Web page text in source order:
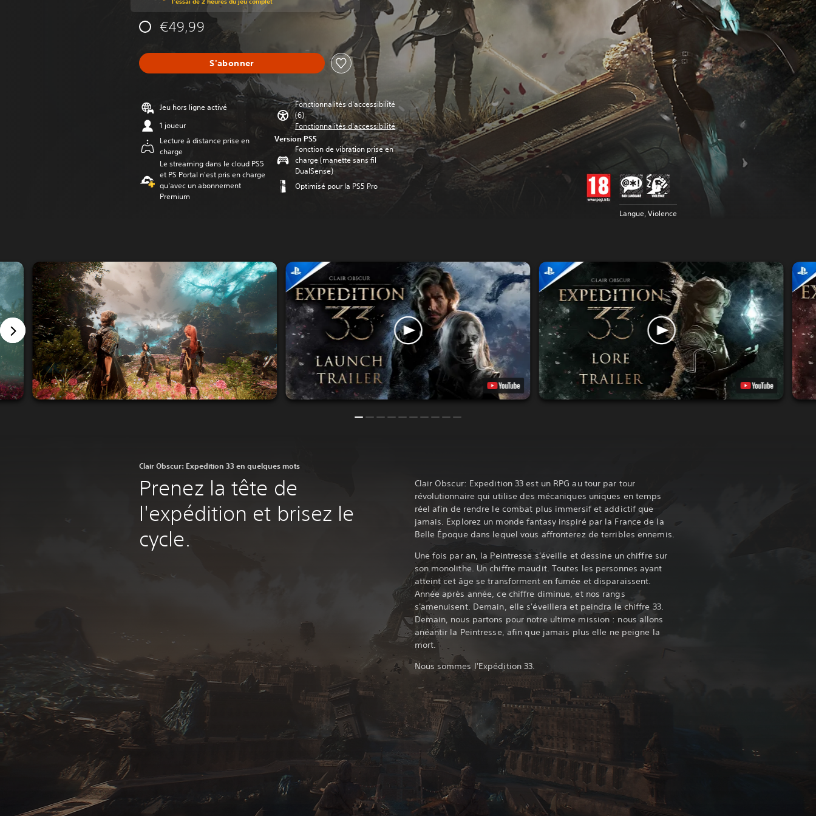
€49,99
S'abonner
Jeu hors ligne activé
1 joueur
Lecture à distance prise en
charge
Le streaming dans le cloud PS5
et PS Portal n'est pris en charge
qu'avec un abonnement
Premium
Fonctionnalités d'accessibilité
(6)
Fonctionnalités d'accessibilité
Version PS5
Fonction de vibration prise en
charge (manette sans fil
DualSense)
Optimisé pour la PS5 Pro
Langue, Violence
Clair Obscur: Expedition 33 en quelques mots
Prenez la tête de
l'expédition et brisez le
cycle.
Clair Obscur: Expedition 33 est un RPG au tour par tour
révolutionnaire qui utilise des mécaniques uniques en temps
réel afin de rendre le combat plus immersif et addictif que
jamais. Explorez un monde fantasy inspiré par la France de la
Belle Époque dans lequel vous affronterez de terribles ennemis.
Une fois par an, la Peintresse s'éveille et dessine un chiffre sur
son monolithe. Un chiffre maudit. Toutes les personnes ayant
atteint cet âge se transforment en fumée et disparaissent.
Année après année, ce chiffre diminue, et nos rangs
s'amenuisent. Demain, elle s'éveillera et peindra le chiffre 33.
Demain, nous partons pour notre ultime mission : nous allons
anéantir la Peintresse, afin que jamais plus elle ne peigne la
mort.
Nous sommes l'Expédition 33.